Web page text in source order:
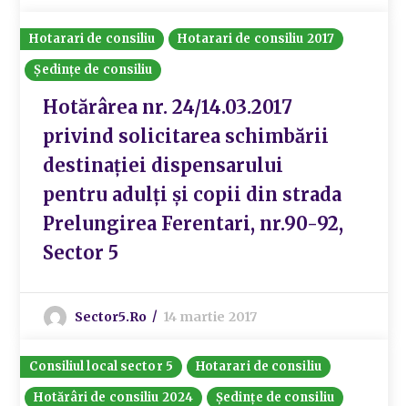
Hotarari de consiliu
Hotarari de consiliu 2017
Ședințe de consiliu
Hotărârea nr. 24/14.03.2017
privind solicitarea schimbării
destinației dispensarului
pentru adulți și copii din strada
Prelungirea Ferentari, nr.90-92,
Sector 5
Sector5.ro 14 martie 2017
Consiliul local sector 5
Hotarari de consiliu
Hotărâri de consiliu 2024
Ședințe de consiliu